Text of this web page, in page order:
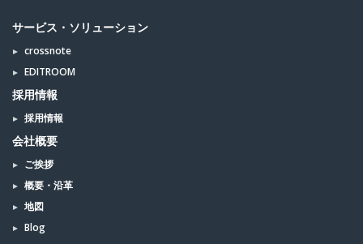
サービス・ソリューション
crossnote
EDITROOM
採用情報
採用情報
会社概要
ご挨拶
概要・沿革
地図
Blog